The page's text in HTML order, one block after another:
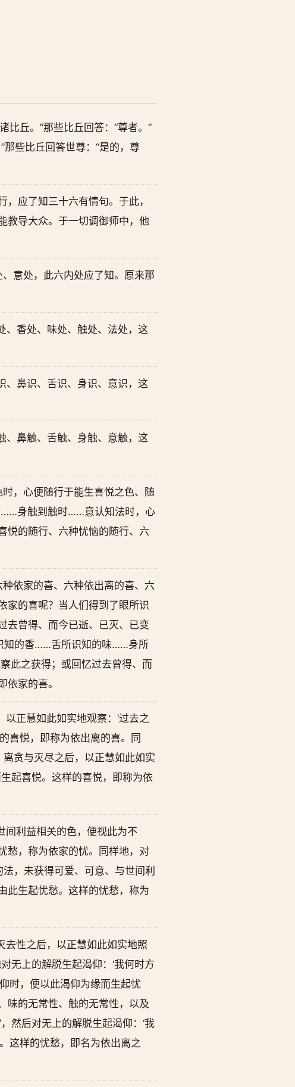
比丘。”那些比丘回答：“尊者。”
些比丘回答世尊：“是的，尊
应了知三十六有情句。于此，
教导大众。于一切调御师中，他
意处，此六内处应了知。原来那
、香处、味处、触处、法处，这
、鼻识、舌识、身识、意识，这
、鼻触、舌触、身触、意触，这
，心便随行于能生喜悦之色、随
身触到触时……意认知法时，心
悦的随行、六种忧恼的随行、六
依家的喜、六种依出离的喜、六
家的喜呢？当人们得到了眼所识
去曾得、而今已逝、已灭、已变
知的香……舌所识知的味……身所
此之获得；或回忆过去曾得、而
家的喜。
正慧如此如实地观察：‘过去之
喜悦，即称为依出离的喜。同
贪与灭尽之后，以正慧如此如实
起喜悦。这样的喜悦，即称为依
间利益相关的色，便视此为不
愁，称为依家的忧。同样地，对
，未获得可爱、可意、与世间利
此生起忧愁。这样的忧愁，称为
去性之后，以正慧如此如实地照
无上的解脱生起渴仰：‘我何时方
时，便以此渴仰为缘而生起忧
味的无常性、触的无常性，以及
然后对无上的解脱生起渴仰：‘我
这样的忧愁，即名为依出离之